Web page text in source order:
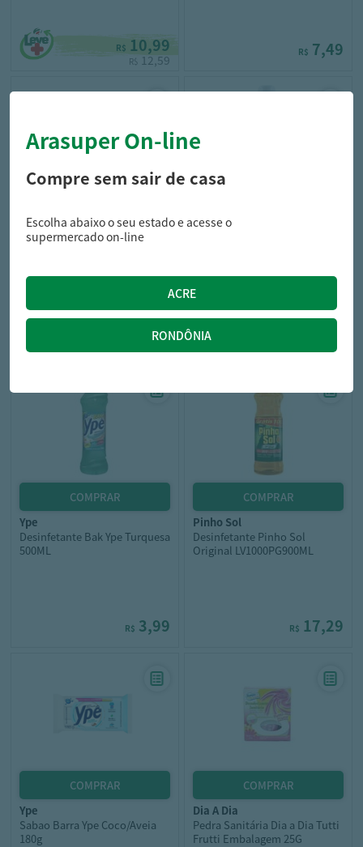
R$ 10,99
R$ 12,59
R$ 7,49
coala
Desinfetante Coala
18,59
ype
Desinfetante Bak Ype Turquesa
500ML
R$ 3,99
pinho sol
Desinfetante Pinho Sol
Original LV1000PG900ML
R$ 17,29
ype
Sabao Barra Ype Coco/Aveia
180g
dia a dia
Pedra Sanitária Dia a Dia Tutti
Frutti Embalagem 25G
Arasuper On-line
Compre sem sair de casa
Escolha abaixo o seu estado e acesse o
supermercado on-line